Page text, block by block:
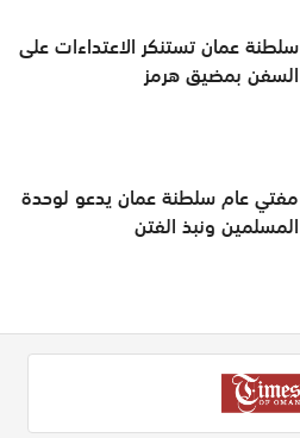
سلطنة عمان تستنكر الاعتداءات على
السفن بمضيق هرمز
مفتي عام سلطنة عمان يدعو لوحدة
المسلمين ونبذ الفتن